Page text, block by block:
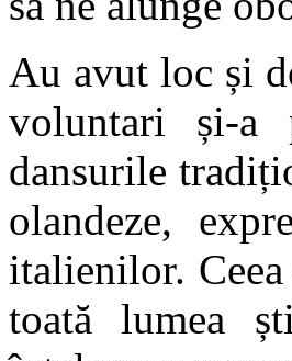
Au avut loc și
voluntari și-a
dansurile
olandeze,
italienilor.
toată lumea